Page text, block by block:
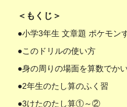
＜もくじ＞
●小学3年生 文章題 ポケモン
●このドリルの使い方
●身の周りの場面を算数でか
●2年生のたし算のふく習
●3けたのたし算①～②